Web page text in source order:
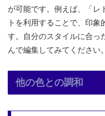
が可能です。例えば、「レ
トを利用することで、印象
す。自分のスタイルに合っ
んで編集してみてください。
他の色との調和